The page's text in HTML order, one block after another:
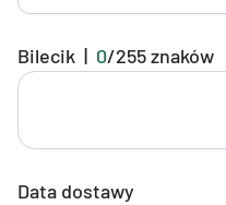
Bilecik | 0/255znaków
Data dostawy